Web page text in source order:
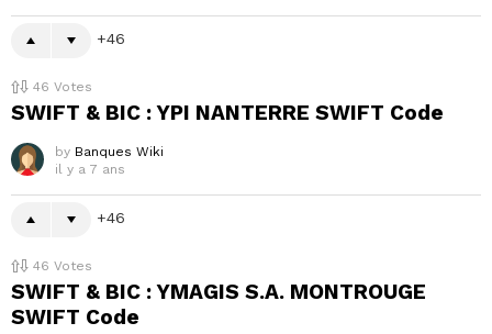
46
46 Votes
SWIFT & BIC : YPI NANTERRE SWIFT Code
by Banques Wiki
il y a 7 ans
46
46 Votes
SWIFT & BIC : YMAGIS S.A. MONTROUGE
SWIFT Code